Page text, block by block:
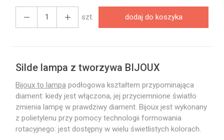
szt. dodaj do koszyka
Silde lampa z tworzywa BIJOUX
Bijoux to lampa podłogowa kształtem przypominająca
diament: kiedy jest włączona, jej przyciemnione światło
zmienia lampę w prawdziwy diament. Bijoux jest wykonany
z polietylenu przy pomocy technologii formowania
rotacyjnego: jest dostępny w wielu świetlistych kolorach.